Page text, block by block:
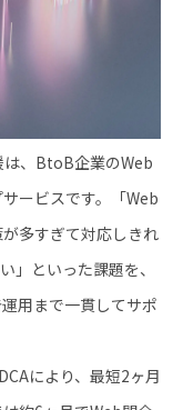
は、BtoB企業のWeb
ービスです。「Web
多すぎて対応しきれ
」といった課題を、
用まで一貫してサポ
により、最短2ヶ月